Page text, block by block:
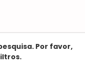
Por favor,